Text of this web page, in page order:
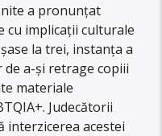
a pronunțat
cu implicații culturale
la trei, instanța a
a-și retrage copiii
materiale
Judecătorii
interzicerea acestei